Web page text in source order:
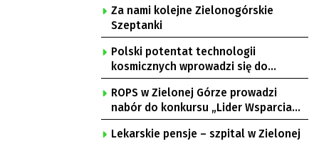
Za nami kolejne Zielonogórskie
Szeptanki
Polski potentat technologii
kosmicznych wprowadzi się do
Zielonej Góry
ROPS w Zielonej Górze prowadzi
nabór do konkursu „Lider Wsparcia
Seniora”
Lekarskie pensje – szpital w Zielonej